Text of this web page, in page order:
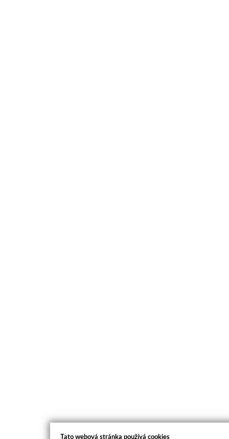
Tato webová stránka používá cookies